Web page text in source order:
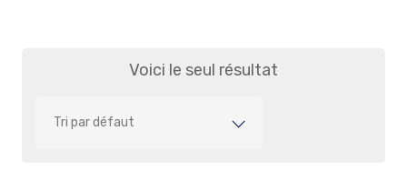
Voici le seul résultat
Tri par défaut